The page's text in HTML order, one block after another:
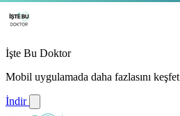
İşte Bu Doktor
Mobil uygulamada daha fazlasını keşfet
İndir